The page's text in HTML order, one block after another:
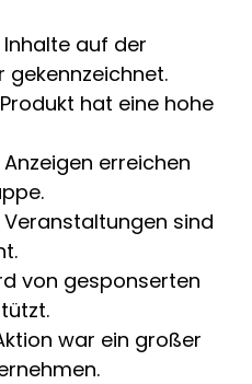
auf der
gekennzeichnet.
hat eine hohe
erreichen
sind
von gesponserten
war ein großer